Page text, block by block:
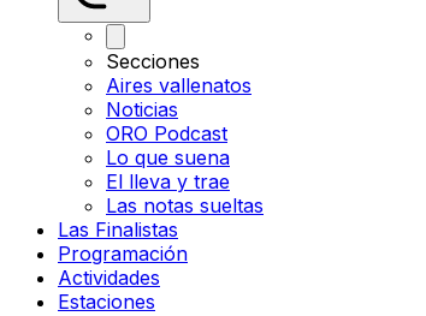
Secciones
Aires vallenatos
Noticias
ORO Podcast
Lo que suena
El lleva y trae
Las notas sueltas
Las Finalistas
Programación
Actividades
Estaciones